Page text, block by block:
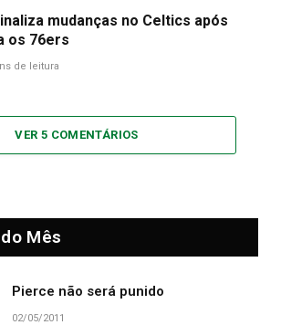
mudanças no Celtics após
os 76ers
de leitura
VER 5 COMENTÁRIOS
Mês
Pierce não será punido
02/05/2011